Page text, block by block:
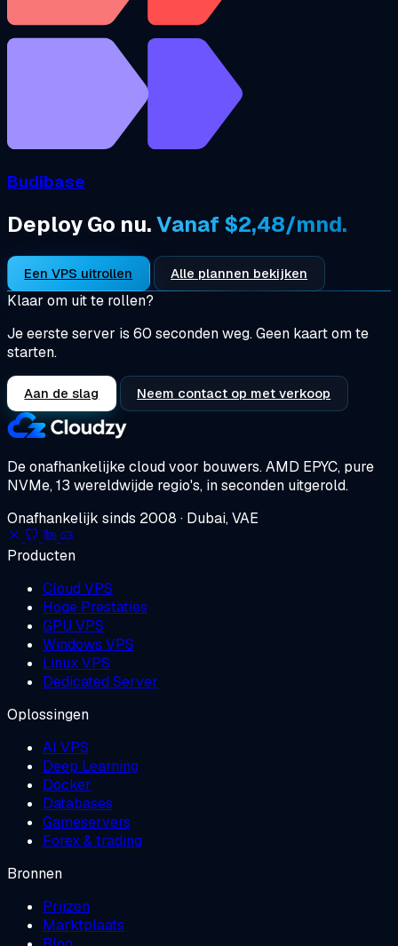
Budibase
Deploy Go nu.Vanaf $2,48/mnd.
Een VPS uitrollen Alle plannen bekijken
Klaar om uit te rollen?
Je eerste server is 60 seconden weg. Geen kaart om te
starten.
Aan de slag Neem contact op met verkoop
De onafhankelijke cloud voor bouwers.AMD EPYC, pure
NVMe, 13 wereldwijde regio's, in seconden uitgerold.
Onafhankelijk sinds 2008 · Dubai, VAE
Producten
Cloud VPS
Hoge Prestaties
GPU VPS
Windows VPS
Linux VPS
Dedicated Server
Oplossingen
AI VPS
Deep Learning
Docker
Databases
Gameservers
Forex & trading
Bronnen
Prijzen
Marktplaats